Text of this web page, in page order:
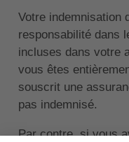
Votre indemnisation
responsabilité dans
incluses dans votre
vous êtes
souscrit une
pas indemnisé.
Par contre, si vous